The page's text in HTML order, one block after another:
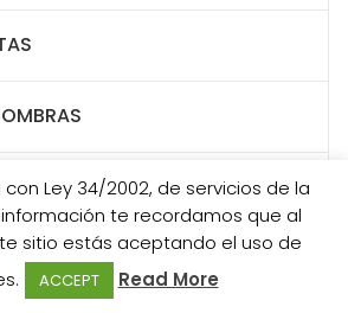
Ley 34/2002, de servicios de la
te recordamos que al
sitio estás aceptando el uso de
ACCEPT Read More